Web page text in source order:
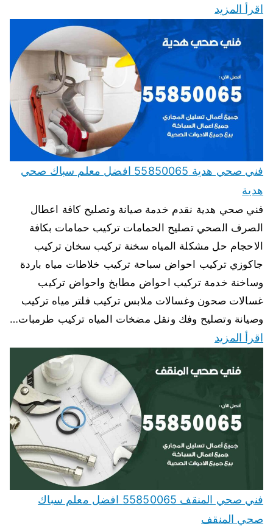
اقرأ المزيد
فني صحي هدية 55850065 افضل معلم سباك صحي
هدية
فني صحي هدية نقدم خدمة صيانة وتصليح كافة اعطال
الصرف الصحي تصليح الحمامات تركيب حمامات بكافة
الاحجام حل مشكلة المياه سخنة تركيب سخان تركيب
جاكوزي تركيب احواض سباحة تركيب خلاطات مياه باردة
وساخنة خدمة تركيب احواض مطابخ واحواض تركيب
غسالات صحون وغسالات ملابس تركيب فلتر مياه تركيب
وصيانة وتصليح وفك ونقل مضخات المياه تركيب طرمبات…
اقرأ المزيد
فني صحي المنقف 55850065 افضل معلم سباك
صحي المنقف